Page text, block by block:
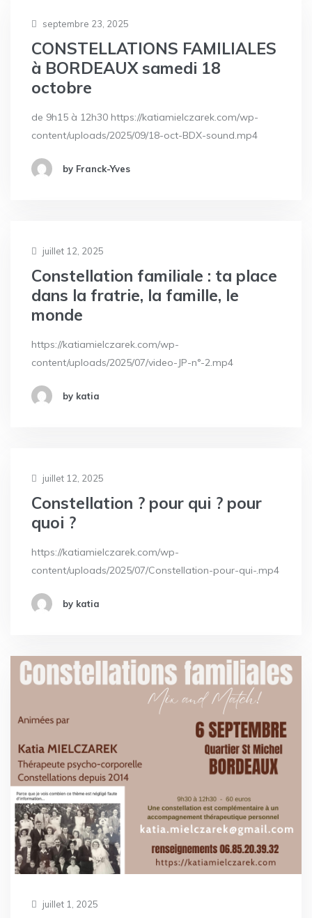
septembre 23, 2025
CONSTELLATIONS FAMILIALES
à BORDEAUX samedi 18
octobre
de 9h15 à 12h30 https://katiamielczarek.com/wp-
content/uploads/2025/09/18-oct-BDX-sound.mp4
by Franck-Yves
juillet 12, 2025
Constellation familiale : ta place
dans la fratrie, la famille, le
monde
https://katiamielczarek.com/wp-
content/uploads/2025/07/video-JP-n°-2.mp4
by katia
juillet 12, 2025
Constellation ? pour qui ? pour
quoi ?
https://katiamielczarek.com/wp-
content/uploads/2025/07/Constellation-pour-qui-.mp4
by katia
juillet 1, 2025